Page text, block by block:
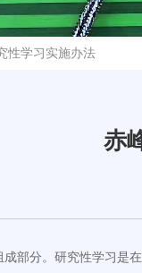
性学习实施办法
赤
部分。研究性学习是